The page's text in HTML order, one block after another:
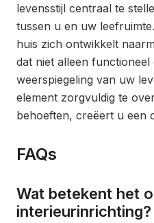
levensstijl centraal te
tussen u en uw
huis zich ontwikkelt
dat niet alleen
weerspiegeling van uw
element zorgvuldig te
behoeften, creëert u een
FAQs
Wat betekent het
interieurinrichting?